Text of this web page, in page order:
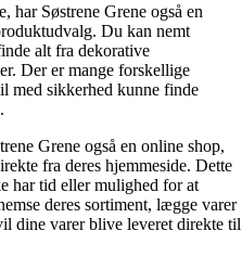
Søstrene Grene også en
Du kan nemt
alt fra dekorative
Der er mange forskellige
med sikkerhed kunne finde
Grene også en online shop,
fra deres hjemmeside. Dette
har tid eller mulighed for at
deres sortiment, lægge varer
dine varer blive leveret direkte til